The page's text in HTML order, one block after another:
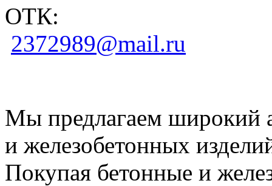
ОТК:
2372989@mail.ru
Мы предлагаем широкий
и железобетонных
Покупая бетонные и